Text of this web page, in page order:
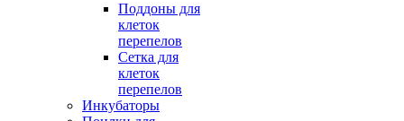
Поддоны для
клеток
перепелов
Сетка для
клеток
перепелов
Инкубаторы